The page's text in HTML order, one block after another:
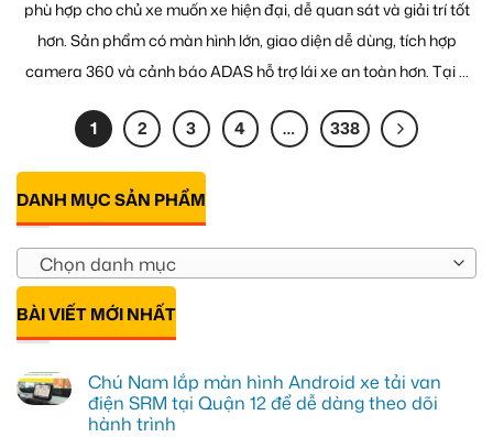
phù hợp cho chủ xe muốn xe hiện đại, dễ quan sát và giải trí tốt
hơn. Sản phẩm có màn hình lớn, giao diện dễ dùng, tích hợp
camera 360 và cảnh báo ADAS hỗ trợ lái xe an toàn hơn. Tại ...
1 2 3 4 … 338
DANH MỤC SẢN PHẨM
Chọn danh mục
BÀI VIẾT MỚI NHẤT
Chú Nam lắp màn hình Android xe tải van
điện SRM tại Quận 12 để dễ dàng theo dõi
hành trình